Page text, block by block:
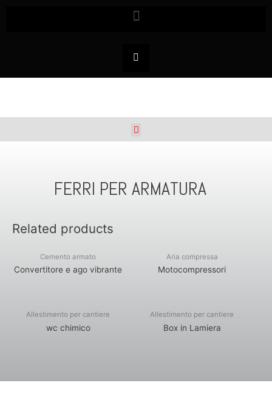
FERRI PER ARMATURA
Related products
Cemento armato
Convertitore e ago vibrante
Aria compressa
Motocompressori
Allestimento per cantiere
wc chimico
Allestimento per cantiere
Box in Lamiera